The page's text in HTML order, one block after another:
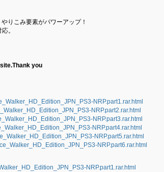
りこみ要素がパワーアップ！
。
you
NRP.part1.rar.html
NRP.part2.rar.html
NRP.part3.rar.html
NRP.part4.rar.html
NRP.part5.rar.html
NRP.part6.rar.html
NRP.part1.rar.html